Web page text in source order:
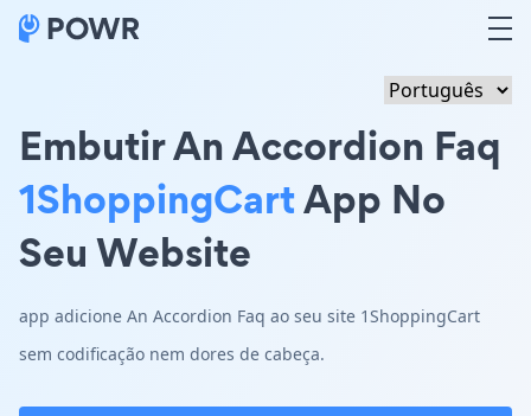
Embutir An Accordion Faq
1ShoppingCartApp No
Seu Website
app adicione An Accordion Faq ao seu site 1ShoppingCart
sem codificação nem dores de cabeça.